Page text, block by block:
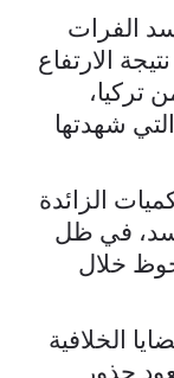
الفرات
عام 1988، وذلك نتيجة الارتفاع
تركيا،
شهدتها
الزائدة
في ظل
خلال
الخلافية
جذور